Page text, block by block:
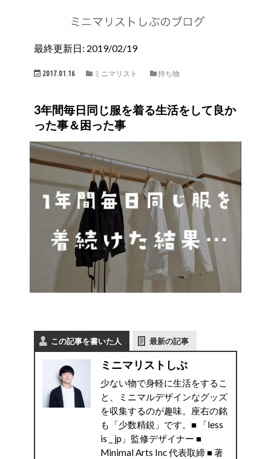
最終更新日: 2019/02/19
2017.01.16 ミニマリスト 持ち物
3年間毎日同じ服を着る生活をして良か
った事＆困った事
この記事を書いた人 最新の記事
ミニマリストしぶ
少ない物で身軽に生活をするこ
と、ミニマルデザインなグッズ
を収集するのが趣味。座右の銘
も「少数精鋭」です。■ 「less
is _ jp」監修デザイナー ■
Minimal Arts Inc 代表取締 ■ 著